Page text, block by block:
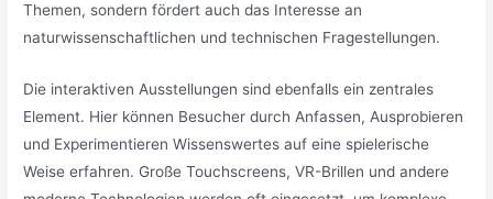
Themen, sondern fördert auch das Interesse an
naturwissenschaftlichen und technischen Fragestellungen.
Die interaktiven Ausstellungen sind ebenfalls ein zentrales
Element. Hier können Besucher durch Anfassen, Ausprobieren
und Experimentieren Wissenswertes auf eine spielerische
Weise erfahren. Große Touchscreens, VR-Brillen und andere